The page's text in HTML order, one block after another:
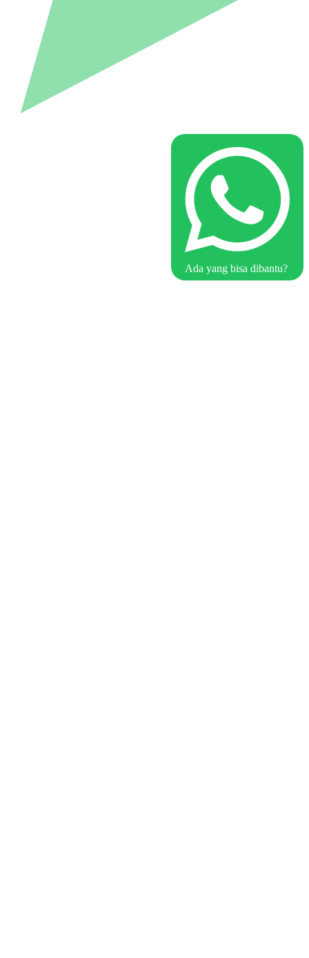
Ada yang bisa dibantu?